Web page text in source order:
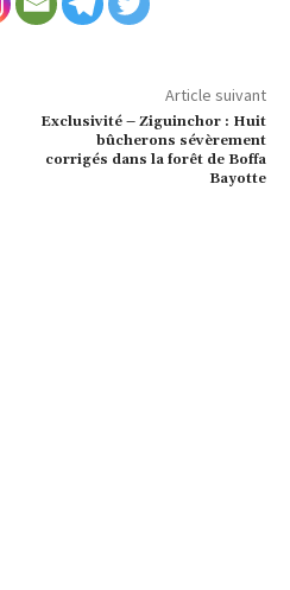
Article suivant
Exclusivité – Ziguinchor : Huit
bûcherons sévèrement
corrigés dans la forêt de Boffa
Bayotte